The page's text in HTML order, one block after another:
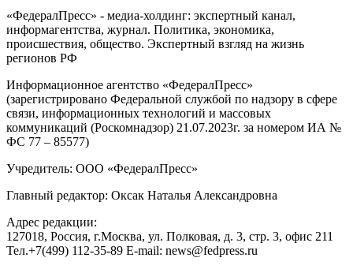
«ФедералПресс» - медиа-холдинг: экспертный канал,
информагентства, журнал. Политика, экономика,
происшествия, общество. Экспертный взгляд на жизнь
регионов РФ
Информационное агентство «ФедералПресс»
(зарегистрировано Федеральной службой по надзору в сфере
связи, информационных технологий и массовых
коммуникаций (Роскомнадзор) 21.07.2023г. за номером ИА №
ФС 77 – 85577)
Учредитель: ООО «ФедералПресс»
Главный редактор: Оксак Наталья Александровна
Адрес редакции:
127018, Россия, г.Москва, ул. Полковая, д. 3, стр. 3, офис 211
Тел.+7(499) 112-35-89 E-mail: news@fedpress.ru